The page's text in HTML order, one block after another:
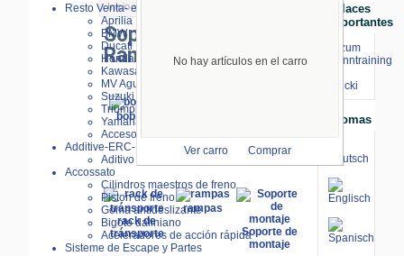
No hay artículos en el carro
Ver carro Comprar
Resto Venta- especial
Aprilia
BMW
Ducati
Honda
Kawasaki
MV Agusta
Suzuki
Triumph
Yamaha
Accesorios
Additive-ERC-Bike
Aditivo ERC-Bike
Accossato
Cilindros maestros de freno
Piston de freno
Goma antideslizante
Bigote daliniano
Aceleradores de acción rápida
Sisteme de Escape y Partes
Inicio> Soporte de Montaje, Rampas
Soporte de Montaje,
Rampas
bobbins
rack de
tránsporte
rampas
Soporte de
montaje
Enlaces
Importantes
⇒ zum
Renntraining
Stecki
Idiomas